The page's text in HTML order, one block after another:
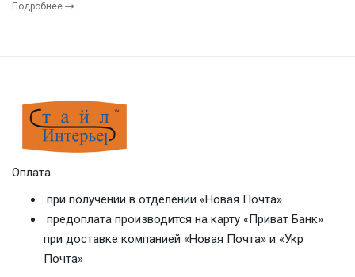
Подробнее
Оплата:
при получении в отделении «Новая Почта»
предоплата производится на карту «Приват Банк»
при доставке компанией «Новая Почта» и «Укр
Почта»